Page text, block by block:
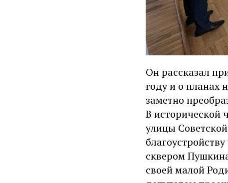
Он рассказал
году и о планах
заметно
В исторической
улицы
сквером
своей малой